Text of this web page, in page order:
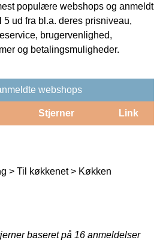
populære webshops og anmeldt
5 ud fra bl.a. deres prisniveau,
brugervenlighed,
og betalingsmuligheder.
webshops
Stjerner Link
> Til køkkenet > Køkken
baseret på 16 anmeldelser